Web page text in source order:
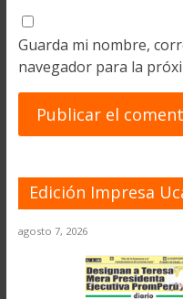
Guarda mi nombre,
navegador para la
Edición Impresa
agosto 7, 2026